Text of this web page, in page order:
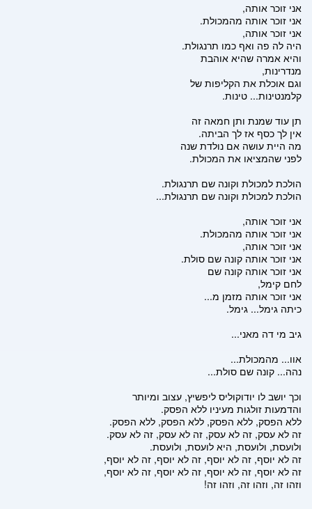
אני זוכר אותה,
אני זוכר אותה מהמכולת.
אני זוכר אותה,
היה לה פה ואף כמו תרנגולת.
והיא אמרה שהיא אוהבת
מנדרינות,
וגם אוכלת את הקליפות של
קלמנטינות... טינות.
תן עוד שמנת ותן חמאה זה
אין לך כסף אז לך הביתה.
מה היית עושה אם נולדת שנה
לפני שהמציאו את המכולת.
הולכת למכולת וקונה שם תרנגולת.
הולכת למכולת וקונה שם תרנגולת...
אני זוכר אותה,
אני זוכר אותה מהמכולת.
אני זוכר אותה,
אני זוכר אותה קונה שם סולת.
אני זוכר אותה קונה שם
לחם קימל,
אני זוכר אותה מזמן מ...
כיתה גימל... גימל.
גיב מי דה מאני...
אוו... מהמכולת...
נהה... קונה שם סולת...
וכך יושב לו יודוקוליס ליפשיץ, עצוב ומיותר
והדמעות זולגות מעיניו ללא הפסק.
ללא הפסק, ללא הפסק, ללא הפסק, ללא הפסק.
זה לא עסק, זה לא עסק, זה לא עסק, זה לא עסק.
ולועסת, ולועסת, היא לועסת, ולועסת.
זה לא יוסף, זה לא יוסף, זה לא יוסף, זה לא יוסף,
זה לא יוסף, זה לא יוסף, זה לא יוסף, זה לא יוסף,
וזהו זה, וזהו זה, וזהו זה!